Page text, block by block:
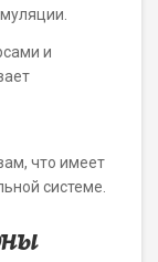
и
что имеет
системе.